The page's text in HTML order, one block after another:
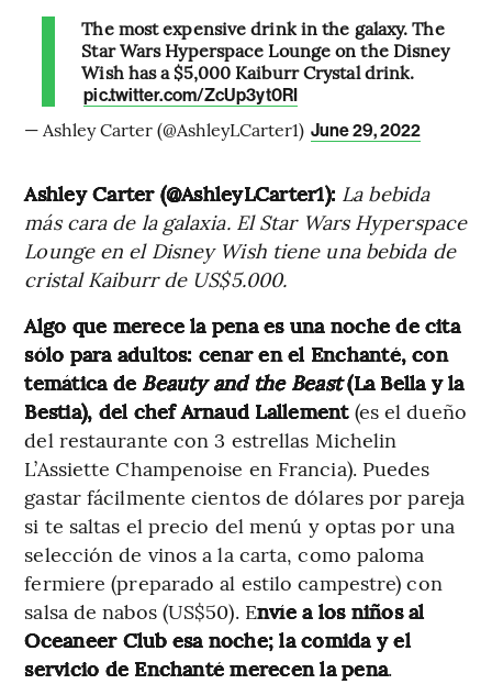
The most expensive drink in the galaxy. The
Star Wars Hyperspace Lounge on the Disney
Wish has a $5,000 Kaiburr Crystal drink.
pic.twitter.com/ZcUp3yt0RI
— Ashley Carter (@AshleyLCarter1) June 29, 2022
Ashley Carter (@AshleyLCarter1): La bebida
más cara de la galaxia. El Star Wars Hyperspace
Lounge en el Disney Wish tiene una bebida de
cristal Kaiburr de US$5.000.
Algo que merece la pena es una noche de cita
sólo para adultos: cenar en el Enchanté, con
temática deBeauty and the Beast(La Bella y la
Bestia), del chef Arnaud Lallement(es el dueño
del restaurante con 3 estrellas Michelin
L’Assiette Champenoise en Francia). Puedes
gastar fácilmente cientos de dólares por pareja
si te saltas el precio del menú y optas por una
selección de vinos a la carta, como paloma
fermiere (preparado al estilo campestre) con
salsa de nabos (US$50). Envíe a los niños al
Oceaneer Club esa noche; la comida y el
servicio de Enchanté merecen la pena.